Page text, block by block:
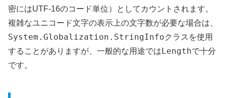
密にはUTF-16のコード単位）としてカウントされます。
複雑なユニコード文字の表示上の文字数が必要な場合は、
System.Globalization.StringInfoクラスを使用
することがありますが、一般的な用途では Lengthで十分
です。